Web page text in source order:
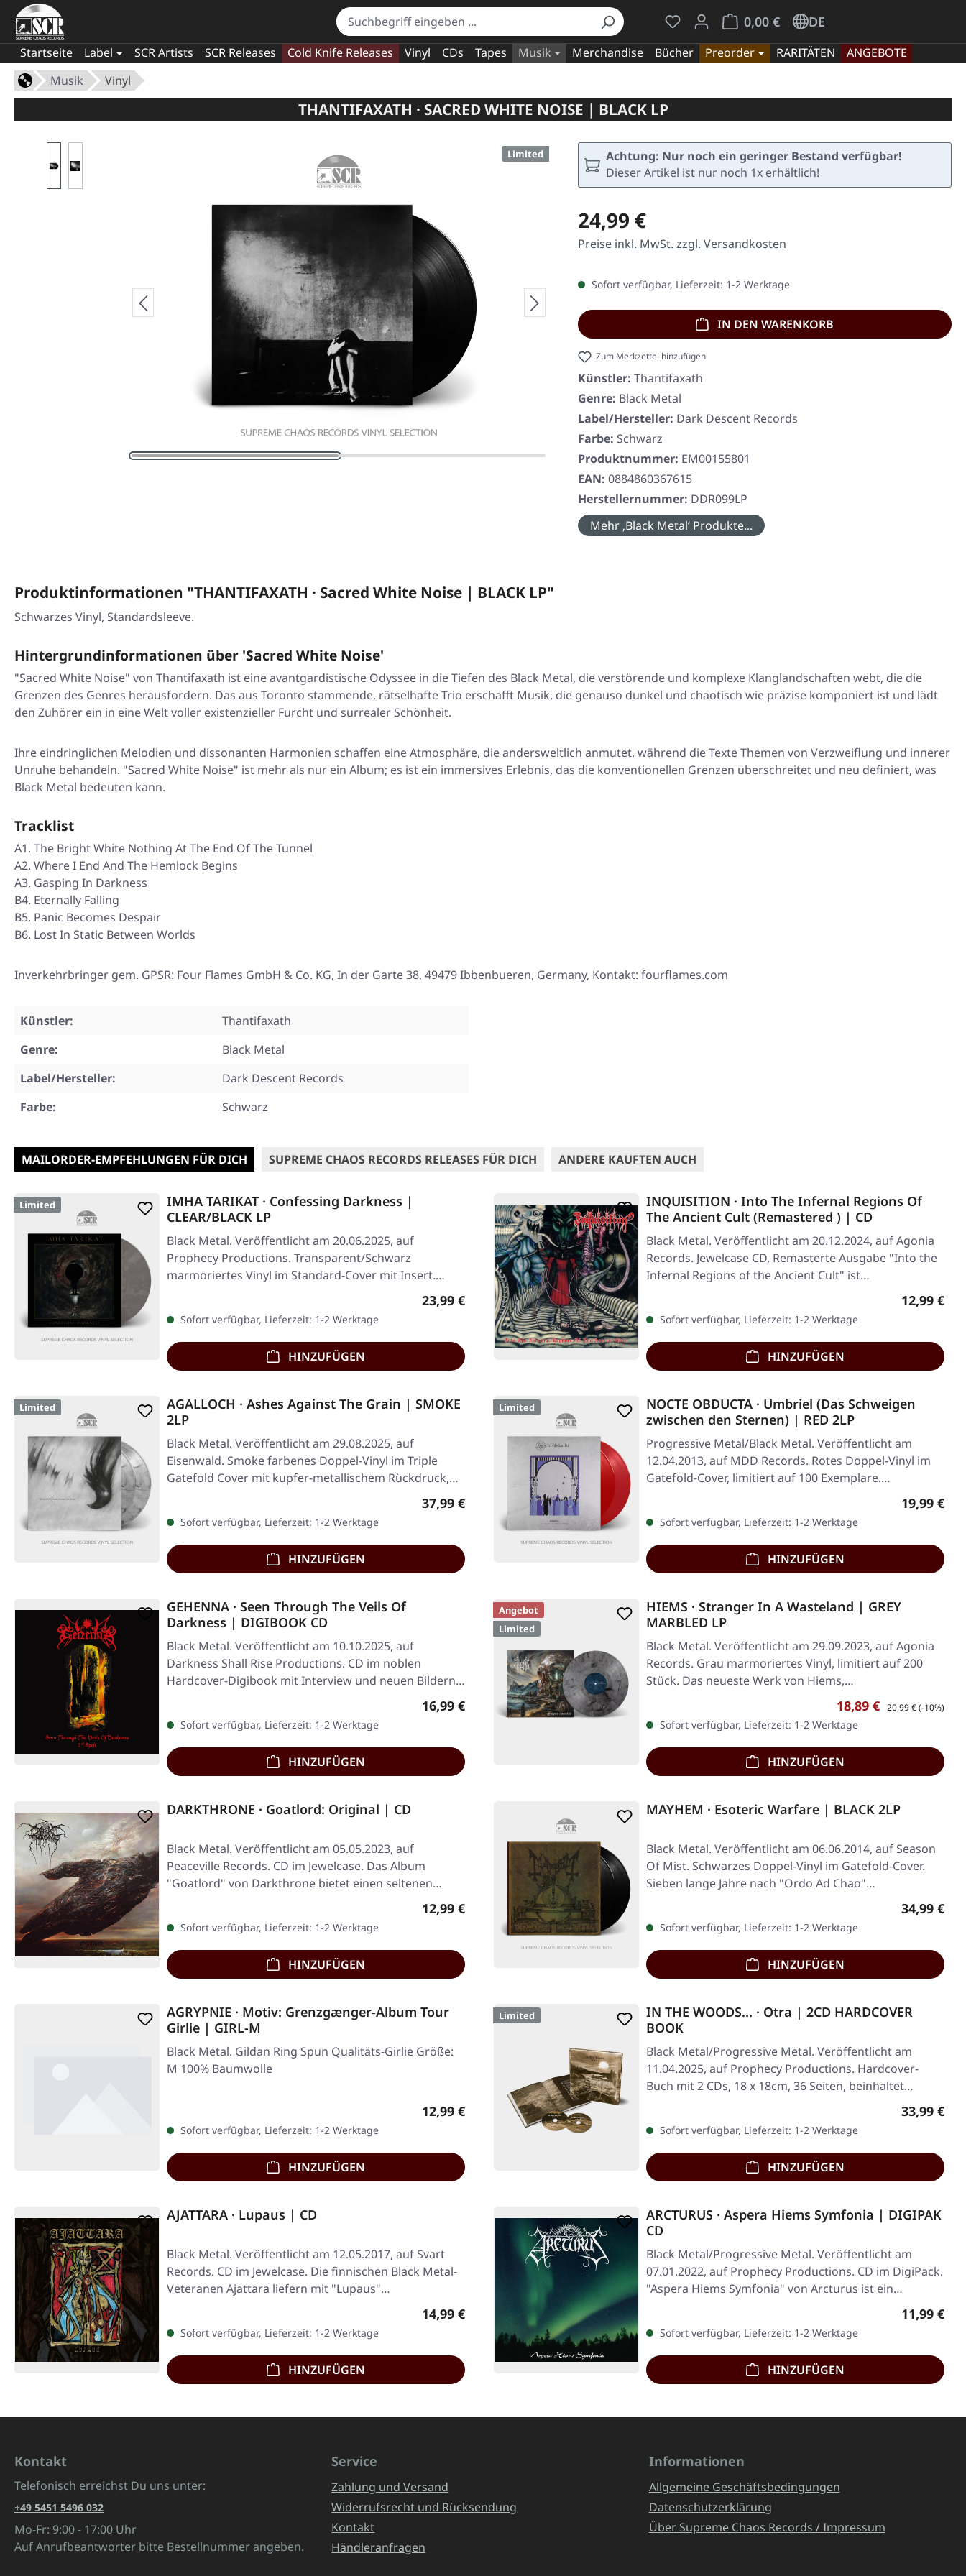
Du hast 0 Produkte auf dem Merkzettel
0,00 €
Warenkorb enthält 0 Positionen. Der
DE
Startseite Label SCR Artists SCR Releases Cold Knife Releases Vinyl CDs Tapes Musik Merchandise Bücher Preorder RARITÄTEN
ANGEBOTE
Musik
Vinyl
THANTIFAXATH · SACRED WHITE NOISE | BLACK LP
Limited
Achtung: Nur noch ein geringer Bestand verfügbar!
Dieser Artikel ist nur noch 1x erhältlich!
Regulärer Preis:
24,99 €
Preise inkl. MwSt. zzgl. Versandkosten
Sofort verfügbar, Lieferzeit: 1-2 Werktage
IN DEN WARENKORB
Zum Merkzettel hinzufügen
Künstler: Thantifaxath
Genre: Black Metal
Label/Hersteller: Dark Descent Records
Farbe: Schwarz
Produktnummer: EM00155801
EAN: 0884860367615
Herstellernummer: DDR099LP
Mehr ‚Black Metal‘ Produkte...
Produktinformationen "THANTIFAXATH · Sacred White Noise | BLACK LP"
Schwarzes Vinyl, Standardsleeve.
Hintergrundinformationen über 'Sacred White Noise'
"Sacred White Noise" von Thantifaxath ist eine avantgardistische Odyssee in die Tiefen des Black Metal, die verstörende und komplexe Klanglandschaften webt, die die
Grenzen des Genres herausfordern. Das aus Toronto stammende, rätselhafte Trio erschafft Musik, die genauso dunkel und chaotisch wie präzise komponiert ist und lädt
den Zuhörer ein in eine Welt voller existenzieller Furcht und surrealer Schönheit.
Ihre eindringlichen Melodien und dissonanten Harmonien schaffen eine Atmosphäre, die andersweltlich anmutet, während die Texte Themen von Verzweiflung und innerer
Unruhe behandeln. "Sacred White Noise" ist mehr als nur ein Album; es ist ein immersives Erlebnis, das die konventionellen Grenzen überschreitet und neu definiert, was
Black Metal bedeuten kann.
Tracklist
A1. The Bright White Nothing At The End Of The Tunnel
A2. Where I End And The Hemlock Begins
A3. Gasping In Darkness
B4. Eternally Falling
B5. Panic Becomes Despair
B6. Lost In Static Between Worlds
Inverkehrbringer gem. GPSR: Four Flames GmbH & Co. KG, In der Garte 38, 49479 Ibbenbueren, Germany, Kontakt: fourflames.com
Künstler:
Thantifaxath
Genre:
Black Metal
Label/Hersteller:
Dark Descent Records
Farbe:
Schwarz
MAILORDER-EMPFEHLUNGEN FÜR DICH SUPREME CHAOS RECORDS RELEASES FÜR DICH ANDERE KAUFTEN AUCH
Limited
IMHA TARIKAT · Confessing Darkness |
CLEAR/BLACK LP
Black Metal. Veröffentlicht am 20.06.2025, auf
Prophecy Productions. Transparent/Schwarz
marmoriertes Vinyl im Standard-Cover mit Insert.
Regulärer Preis:
23,99 €
Sofort verfügbar, Lieferzeit: 1-2 Werktage
HINZUFÜGEN
INQUISITION · Into The Infernal Regions Of
The Ancient Cult (Remastered ) | CD
Black Metal. Veröffentlicht am 20.12.2024, auf Agonia
Records. Jewelcase CD, Remasterte Ausgabe "Into the
Infernal Regions of the Ancient Cult" ist…
Regulärer
12,99 €
Sofort verfügbar, Lieferzeit: 1-2 Werktage
HINZUFÜGEN
Limited
AGALLOCH · Ashes Against The Grain | SMOKE
2LP
Black Metal. Veröffentlicht am 29.08.2025, auf
Eisenwald. Smoke farbenes Doppel-Vinyl im Triple
Gatefold Cover mit kupfer-metallischem Rückdruck,…
Regulärer Preis:
37,99 €
Sofort verfügbar, Lieferzeit: 1-2 Werktage
HINZUFÜGEN
Limited
NOCTE OBDUCTA · Umbriel (Das Schweigen
zwischen den Sternen) | RED 2LP
Progressive Metal/Black Metal. Veröffentlicht am
12.04.2013, auf MDD Records. Rotes Doppel-Vinyl im
Gatefold-Cover, limitiert auf 100 Exemplare.…
Regulärer
19,99 €
Sofort verfügbar, Lieferzeit: 1-2 Werktage
HINZUFÜGEN
GEHENNA · Seen Through The Veils Of
Darkness | DIGIBOOK CD
Black Metal. Veröffentlicht am 10.10.2025, auf
Darkness Shall Rise Productions. CD im noblen
Hardcover-Digibook mit Interview und neuen Bildern,
Regulärer Preis:
16,99 €
Sofort verfügbar, Lieferzeit: 1-2 Werktage
HINZUFÜGEN
Angebot
Limited
HIEMS · Stranger In A Wasteland | GREY
MARBLED LP
Black Metal. Veröffentlicht am 29.09.2023, auf Agonia
Records. Grau marmoriertes Vinyl, limitiert auf 200
Stück. Das neueste Werk von Hiems,…
Verkaufspreis:
18,89 € Regulärer Preis:
20,99 €(-10%)
Sofort verfügbar, Lieferzeit: 1-2 Werktage
HINZUFÜGEN
DARKTHRONE · Goatlord: Original | CD
Black Metal. Veröffentlicht am 05.05.2023, auf
Peaceville Records. CD im Jewelcase. Das Album
"Goatlord" von Darkthrone bietet einen seltenen…
Regulärer Preis:
12,99 €
Sofort verfügbar, Lieferzeit: 1-2 Werktage
HINZUFÜGEN
MAYHEM · Esoteric Warfare | BLACK 2LP
Black Metal. Veröffentlicht am 06.06.2014, auf Season
Of Mist. Schwarzes Doppel-Vinyl im Gatefold-Cover.
Sieben lange Jahre nach "Ordo Ad Chao"…
Regulärer
34,99 €
Sofort verfügbar, Lieferzeit: 1-2 Werktage
HINZUFÜGEN
AGRYPNIE · Motiv: Grenzgænger-Album Tour
Girlie | GIRL-M
Black Metal. Gildan Ring Spun Qualitäts-Girlie Größe:
M 100% Baumwolle
Regulärer Preis:
12,99 €
Sofort verfügbar, Lieferzeit: 1-2 Werktage
HINZUFÜGEN
Limited
IN THE WOODS... · Otra | 2CD HARDCOVER
BOOK
Black Metal/Progressive Metal. Veröffentlicht am
11.04.2025, auf Prophecy Productions. Hardcover-
Buch mit 2 CDs, 18 x 18cm, 36 Seiten, beinhaltet…
Regulärer
33,99 €
Sofort verfügbar, Lieferzeit: 1-2 Werktage
HINZUFÜGEN
AJATTARA · Lupaus | CD
Black Metal. Veröffentlicht am 12.05.2017, auf Svart
Records. CD im Jewelcase. Die finnischen Black Metal-
Veteranen Ajattara liefern mit "Lupaus"…
Regulärer Preis:
14,99 €
Sofort verfügbar, Lieferzeit: 1-2 Werktage
HINZUFÜGEN
ARCTURUS · Aspera Hiems Symfonia | DIGIPAK
CD
Black Metal/Progressive Metal. Veröffentlicht am
07.01.2022, auf Prophecy Productions. CD im DigiPack.
"Aspera Hiems Symfonia" von Arcturus ist ein…
Regulärer
11,99 €
Sofort verfügbar, Lieferzeit: 1-2 Werktage
HINZUFÜGEN
Kontakt
Telefonisch erreichst Du uns unter:
+49 5451 5496 032
Mo-Fr: 9:00 - 17:00 Uhr
Auf Anrufbeantworter bitte Bestellnummer angeben.
Service
Zahlung und Versand
Widerrufsrecht und Rücksendung
Kontakt
Händleranfragen
Informationen
Allgemeine Geschäftsbedingungen
Datenschutzerklärung
Über Supreme Chaos Records / Impressum